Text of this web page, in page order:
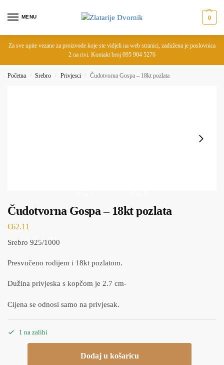
MENU 0
Za sve upite vezane za proizvode koje ste vidjeli na web stranici, zadužena je poslovnica
2 na rivi. Kontakt broj 095 904 5276
Početna / Srebro / Privjesci / Čudotvorna Gospa – 18kt pozlata
Čudotvorna Gospa – 18kt pozlata
€62.11
Srebro 925/1000
Presvučeno rodijem i 18kt pozlatom.
Dužina privjeska s kopčom je 2.7 cm-
Cijena se odnosi samo na privjesak.
1 na zalihi
Dodaj u košaricu